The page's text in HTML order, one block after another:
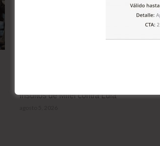
insultos de Milei contra Lula